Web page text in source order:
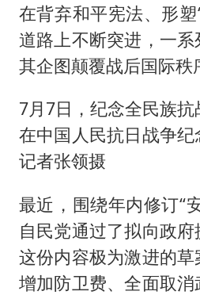
在背弃和平宪法、形
道路上不断突进，一
其企图颠覆战后国际秩
7月7日，纪念全民族
在中国人民抗日战争
记者张领摄
最近，围绕年内修订“
自民党通过了拟向政府
这份内容极为激进的
增加防卫费、全面取